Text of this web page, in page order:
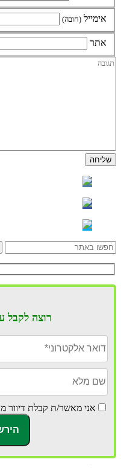
אימייל (חובה)
אתר
רוצה לקבל
אני מאשר/ת קבלת דיוור